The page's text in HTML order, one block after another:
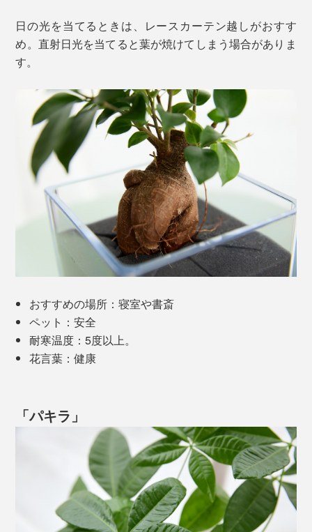
日の光を当てるときは、レースカーテン越しがおすす
め。直射日光を当てると葉が焼けてしまう場合がありま
す。
おすすめの場所：寝室や書斎
ペット：安全
耐寒温度：5度以上。
花言葉：健康
「パキラ」